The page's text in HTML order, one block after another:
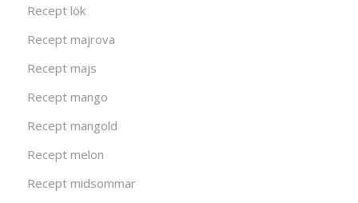
Recept lök
Recept majrova
Recept majs
Recept mango
Recept mangold
Recept melon
Recept midsommar